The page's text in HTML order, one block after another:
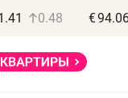
0.48 €